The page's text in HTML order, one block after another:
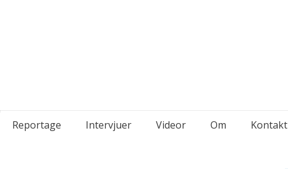
Reportage Intervjuer Videor Om Kontakt